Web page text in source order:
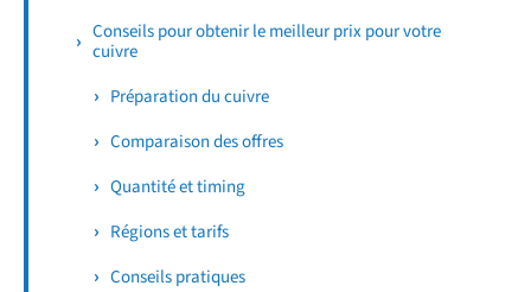
Conseils pour obtenir le meilleur prix pour votre
cuivre
Préparation du cuivre
Comparaison des offres
Quantité et timing
Régions et tarifs
Conseils pratiques